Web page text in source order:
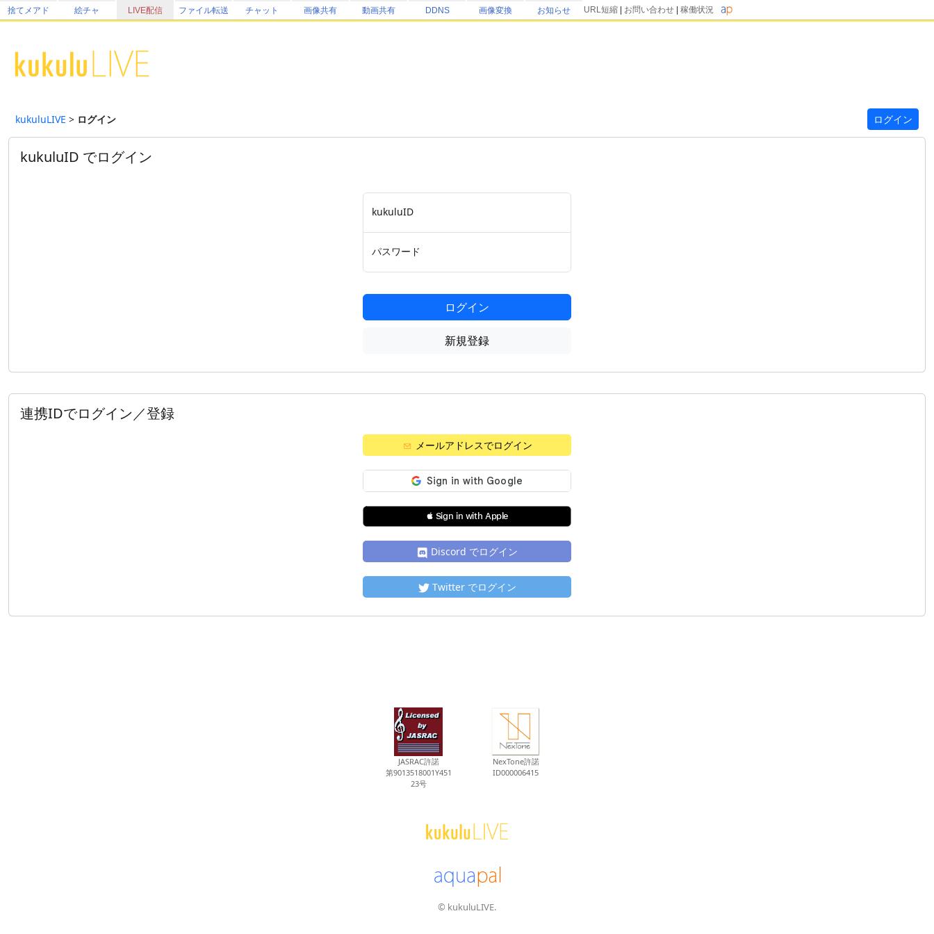
捨てメアド 絵チャ LIVE配信 ファイル転送 チャット 画像共有 動画共有 DDNS 画像変換 お知らせ URL短縮 お問い合わせ 稼働状況
kukuluLIVE > ログイン ログイン
kukuluID でログイン
kukuluID
パスワード
ログイン
新規登録
連携IDでログイン／登録
メールアドレスでログイン
 Sign in with Apple
Discord でログイン
Twitter でログイン
JASRAC許諾
第9013518001Y451
23号
NexTone許諾
ID000006415
© kukuluLIVE.